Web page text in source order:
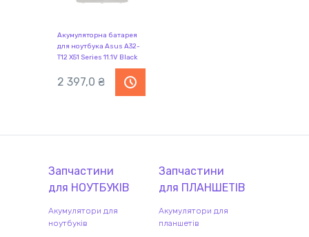
Акумуляторна батарея
для ноутбука Asus A32-
T12 X51 Series 11.1V Black
2 397,0 ₴
Запчастини
для НОУТБУКІВ
Акумулятори для
ноутбуків
Запчастини
для ПЛАНШЕТІВ
Акумулятори для
планшетів